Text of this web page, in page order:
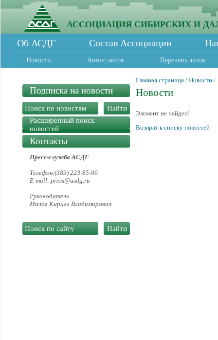
АССОЦИАЦИЯ СИБИРСКИХ И
Об АСДГ Состав Ассоциации
Новости Анонс актов Перечень актов
Подписка на новости
Расширенный поиск
новостей
Контакты
Пресс-служба АСДГ
Телефон:(383) 223-85-00
E-mail: press@asdg.ru
Руководитель
Малов Кирилл Владимирович
Главная страница / Новости /
Новости
Элемент не найден!
Возврат к списку новостей